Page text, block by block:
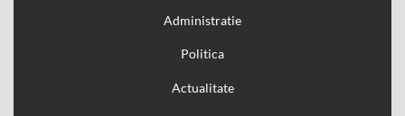
Administratie
Politica
Actualitate